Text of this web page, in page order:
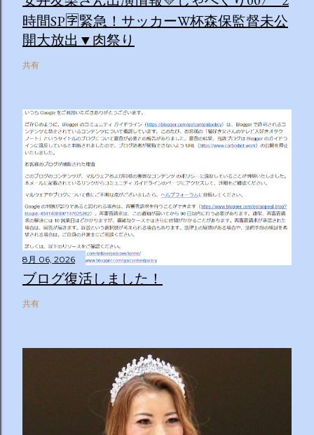
時間SP🈑緊急！サッカーW杯森保監督未公
開大放出▼肉祭り
共有
8月 06, 2026
ブログ復活しました！
共有